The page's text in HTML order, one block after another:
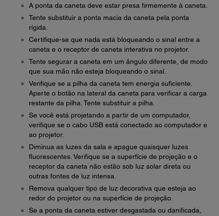
A ponta da caneta deve estar presa firmemente à caneta.
Tente substituir a ponta macia da caneta pela ponta
rígida.
Certifique-se que nada está bloqueando o sinal entre a
caneta e o receptor de caneta interativa no projetor.
Tente segurar a caneta em um ângulo diferente, de modo
que sua mão não esteja bloqueando o sinal.
Verifique se a pilha da caneta tem energia suficiente.
Aperte o botão na lateral da caneta para verificar a carga
restante da pilha. Tente substituir a pilha.
Se você está projetando a partir de um computador,
verifique se o cabo USB está conectado ao computador e
ao projetor.
Diminua as luzes da sala e apague quaisquer luzes
fluorescentes. Verifique se a superfície de projeção e o
receptor da caneta não estão sob luz solar direta ou
outras fontes de luz intensa.
Remova qualquer tipo de luz decorativa que esteja ao
redor do projetor ou na superfície de projeção.
Se a ponta da caneta estiver desgastada ou danificada,